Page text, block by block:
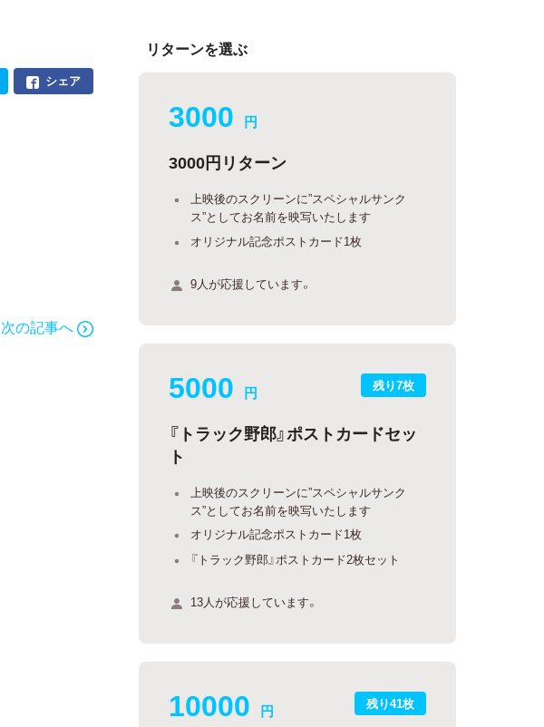
シェア
次の記事へ
リターンを選ぶ
3000 円
3000円リターン
上映後のスクリーンに”スペシャルサンク
ス”としてお名前を映写いたします
オリジナル記念ポストカード1枚
9人が応援しています。
残り7枚
5000 円
『トラック野郎』ポストカードセッ
ト
上映後のスクリーンに”スペシャルサンク
ス”としてお名前を映写いたします
オリジナル記念ポストカード1枚
『トラック野郎』ポストカード2枚セット
13人が応援しています。
残り41枚
10000 円